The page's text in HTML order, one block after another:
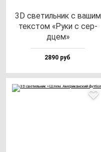
3D све­тиль­ник с ва­шим
тек­стом «Руки с сер­
дцем»
2890 руб